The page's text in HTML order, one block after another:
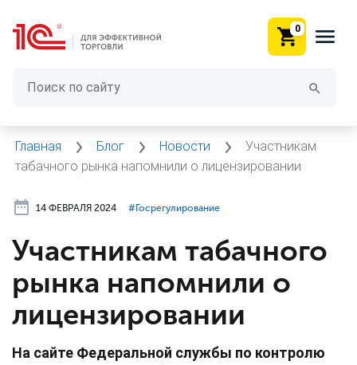
0
Главная Блог Новости
Участникам
табачного рынка напомнили о лицензировании
14 ФЕВРАЛЯ 2024 #⁣Госрегулирование
Участникам табачного
рынка напомнили о
лицензировании
На сайте Федеральной службы по контролю